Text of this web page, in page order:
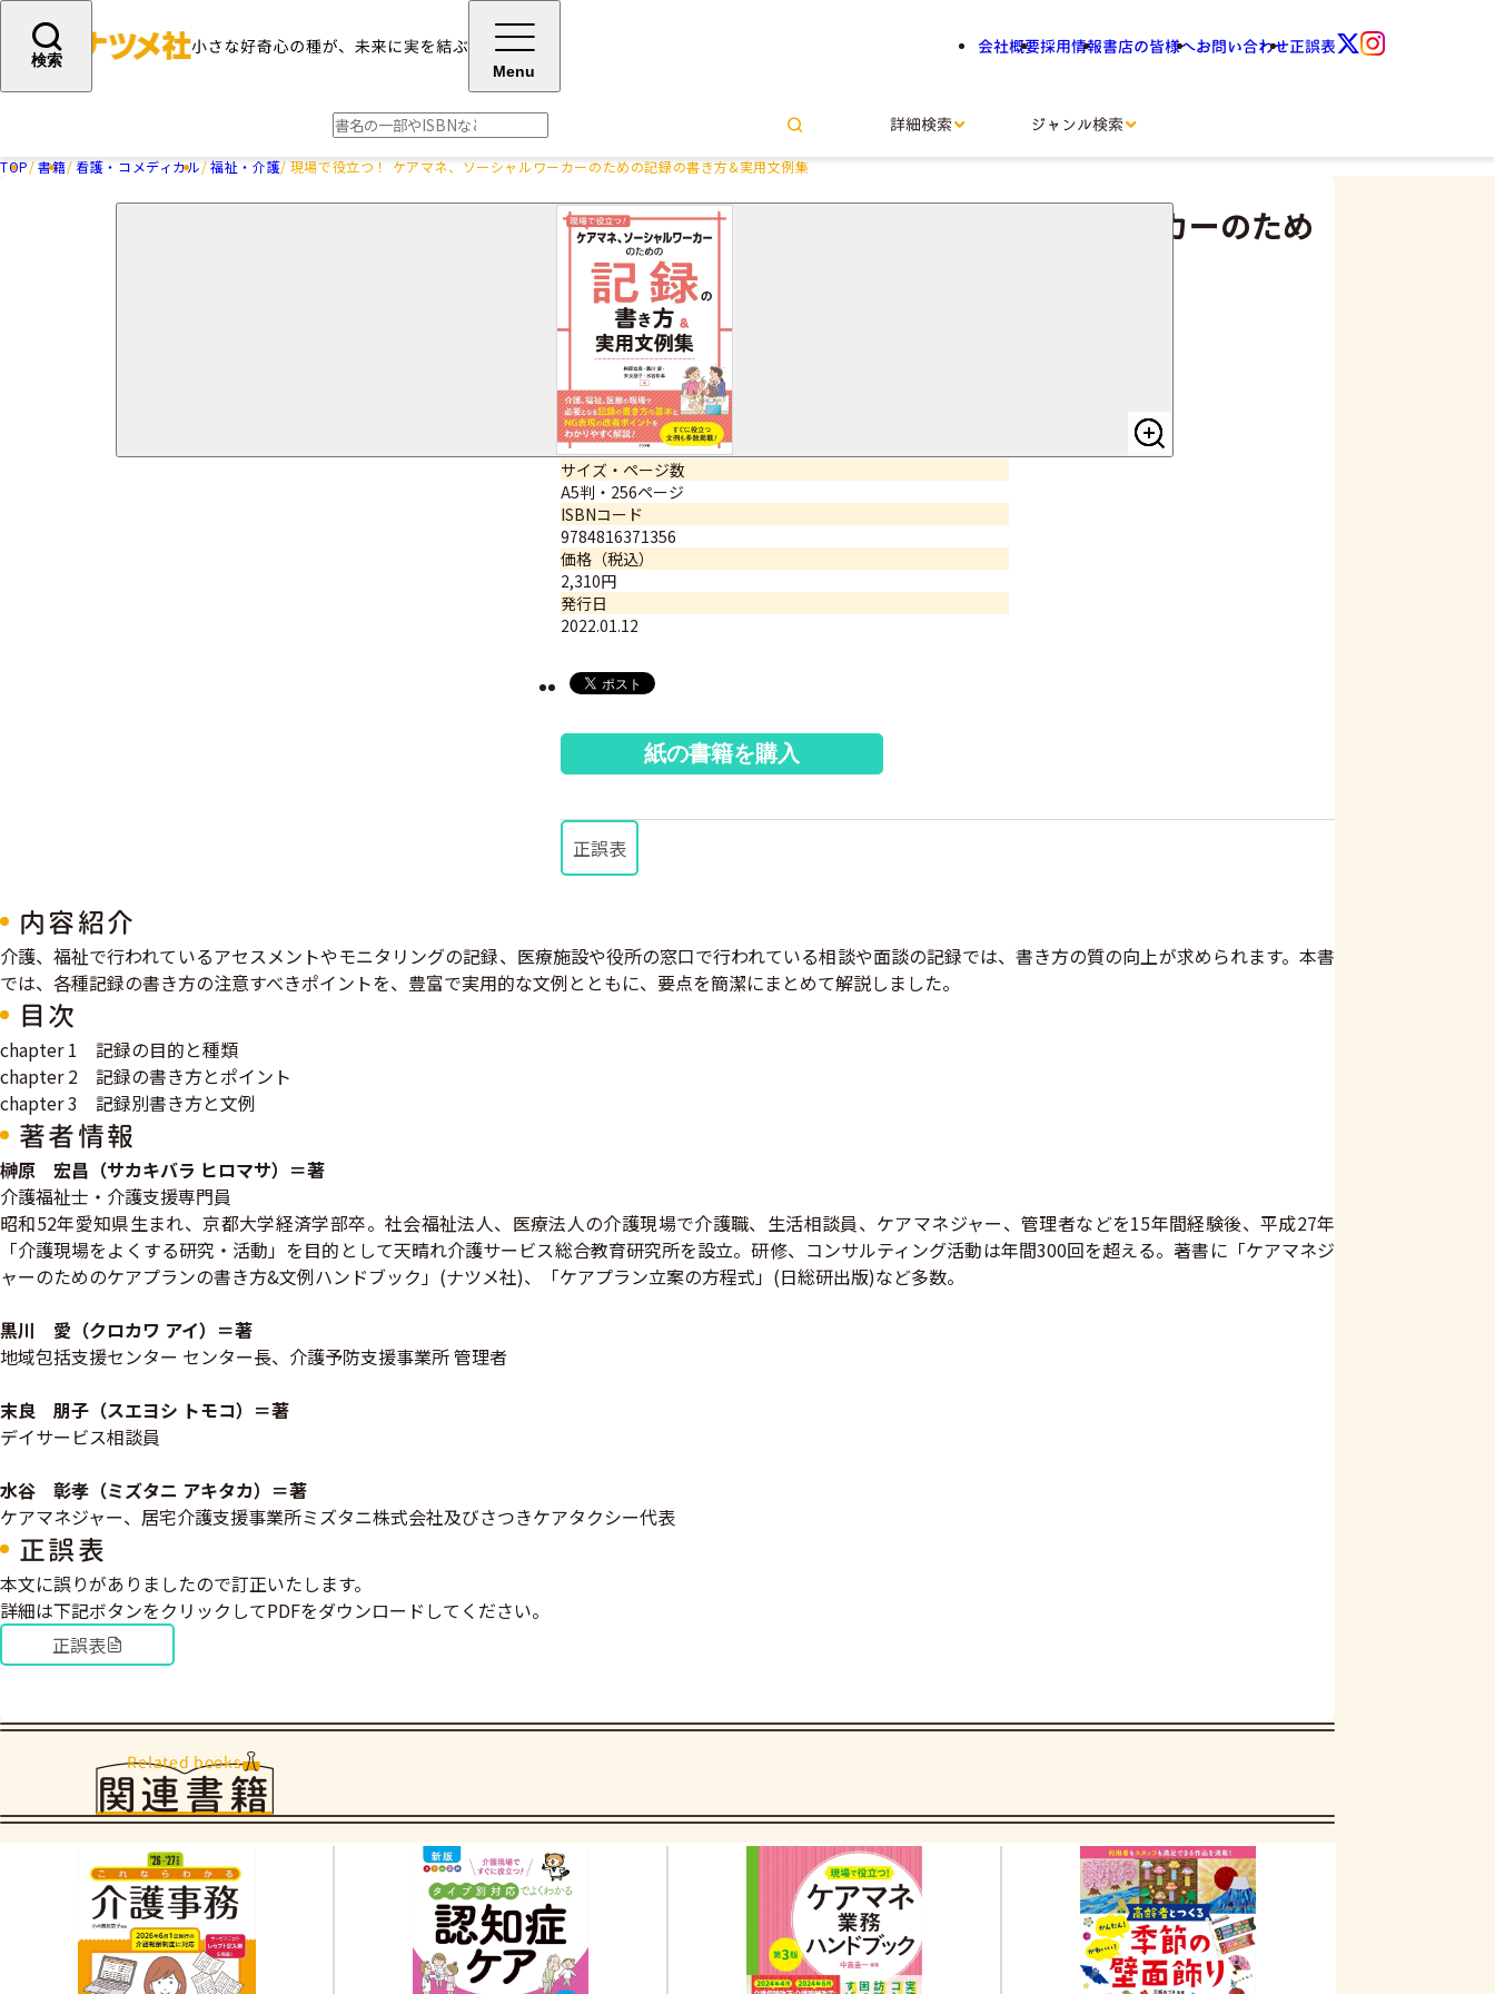
会社概要採用情報書店の皆様へお問い合わせ正誤表
検索
Menu
詳細検索 ジャンル検索
TOP 書籍 看護・コメディカル 福祉・介護 現場で役立つ！ ケアマネ、ソーシャルワーカーのための記録の書き方&実用文例集
現場で役立つ！ ケアマネ、ソーシャルワーカーのため
の記録の書き方&実用文例集
榊原 宏昌＝著
黒川 愛＝著
末良 朋子＝著
水谷 彰孝＝著
サイズ・ページ数
A5判・256ページ
ISBNコード
9784816371356
価格（税込）
2,310円
発行日
2022.01.12
紙の書籍を購入
正誤表
内容紹介
介護、福祉で行われているアセスメントやモニタリングの記録、医療施設や役所の窓口で行われている相談や面談の記録では、書き方の質の向上が求められます。本書
では、各種記録の書き方の注意すべきポイントを、豊富で実用的な文例とともに、要点を簡潔にまとめて解説しました。
目次
chapter 1 記録の目的と種類
chapter 2 記録の書き方とポイント
chapter 3 記録別書き方と文例
著者情報
榊原 宏昌（サカキバラ ヒロマサ）＝著
介護福祉士・介護支援専門員
昭和52年愛知県生まれ、京都大学経済学部卒。社会福祉法人、医療法人の介護現場で介護職、生活相談員、ケアマネジャー、管理者などを15年間経験後、平成27年
「介護現場をよくする研究・活動」を目的として天晴れ介護サービス総合教育研究所を設立。研修、コンサルティング活動は年間300回を超える。著書に「ケアマネジ
ャーのためのケアプランの書き方&文例ハンドブック」(ナツメ社)、「ケアプラン立案の方程式」(日総研出版)など多数。
黒川 愛（クロカワ アイ）＝著
地域包括支援センター センター長、介護予防支援事業所 管理者
末良 朋子（スエヨシ トモコ）＝著
デイサービス相談員
水谷 彰孝（ミズタニ アキタカ）＝著
ケアマネジャー、居宅介護支援事業所ミズタニ株式会社及びさつきケアタクシー代表
正誤表
本文に誤りがありましたので訂正いたします。
詳細は下記ボタンをクリックしてPDFをダウンロードしてください。
正誤表
Related books
関連書籍